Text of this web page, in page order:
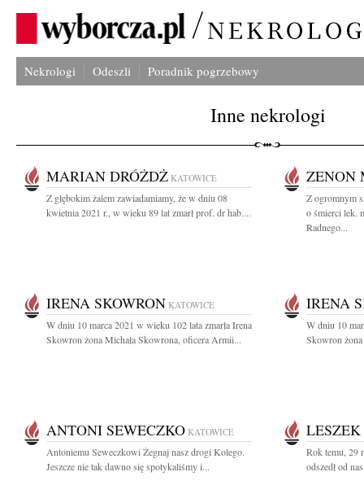
Nekrologi Odeszli Poradnik pogrzebowy
Inne nekrologi
MARIAN DRÓŻDŻ KATOWICE
Z głębokim żalem zawiadamiamy, że w dniu 08
kwietnia 2021 r., w wieku 89 lat zmarł prof. dr hab....
ZENON
Z ogromnym
o śmierci lek.
Radnego...
IRENA SKOWRON KATOWICE
W dniu 10 marca 2021 w wieku 102 lata zmarła Irena
Skowron żona Michała Skowrona, oficera Armii...
IRENA
W dniu 10
Skowron
ANTONI SEWECZKO KATOWICE
Antoniemu Seweczkowi Żegnaj nasz drogi Kolego.
Jeszcze nie tak dawno się spotykaliśmy i...
Rok temu, 29
odszedł od